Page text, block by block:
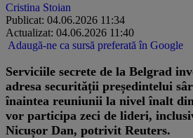
Cristina Stoian
Publicat: 04.06.2026 11:34
Actualizat: 04.06.2026 11:40
Adaugă-ne ca sursă preferată în Google
Serviciile secrete de la Belgrad
adresa securității președintelui
înaintea reuniunii la nivel înalt
vor participa zeci de lideri,
Nicușor Dan, potrivit Reuters.